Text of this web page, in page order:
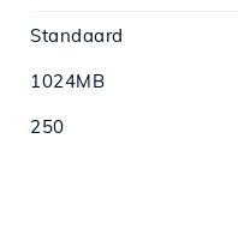
Standaard
1024MB
250